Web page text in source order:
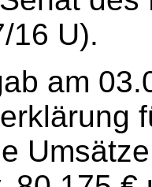
16 U).
am